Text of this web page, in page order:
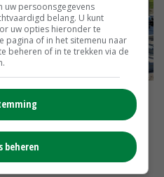
Foto
en methaan
uw persoonsgegevens
belang. U kunt
uw opties hieronder te
pagina of in het sitemenu naar
beheren of in te trekken via de
beheren